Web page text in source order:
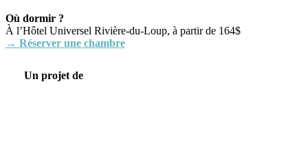
Où dormir ?
À l’Hôtel Universel Rivière-du-Loup, à partir de 164$
→ Réserver une chambre
Un projet de